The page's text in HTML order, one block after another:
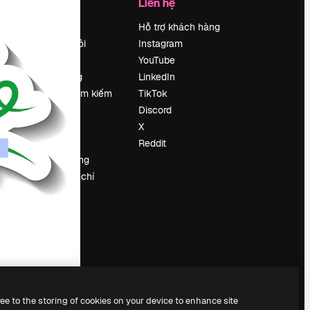
Về chúng tôi
Tuyển dụng
Xu hướng tìm kiếm
Blog
Sự kiện
Slidesgo
Bán nội dung
Phòng báo chí
Tìm kiếm
Hỗ trợ khách hàng
Instagram
YouTube
LinkedIn
TikTok
Discord
X
Reddit
to the storing of cookies on your device to enhance site